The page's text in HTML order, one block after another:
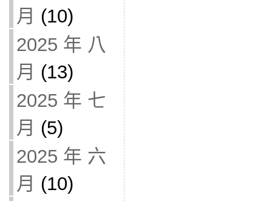
月 (10)
2025 年 八
月 (13)
2025 年 七
月 (5)
2025 年 六
月 (10)